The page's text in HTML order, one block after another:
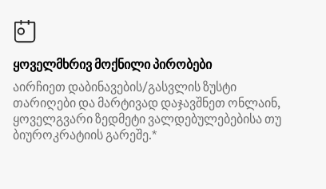
ყოველმხრივ მოქნილი პირობები
აირჩიეთ დაბინავების/გასვლის ზუსტი
თარიღები და მარტივად დაჯავშნეთ ონლაინ,
ყოველგვარი ზედმეტი ვალდებულებებისა თუ
ბიუროკრატიის გარეშე.*